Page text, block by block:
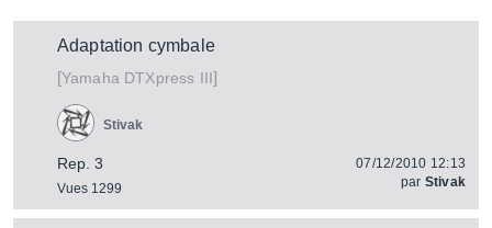
Adaptation cymbale
[Yamaha DTXpress III]
Rep. 3
Vues 1299
Stivak
07/12/2010 12:13
par Stivak